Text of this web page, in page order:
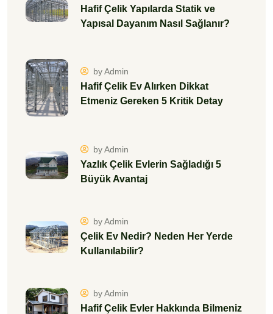
Hafif Çelik Yapılarda Statik ve
Yapısal Dayanım Nasıl Sağlanır?
by Admin
Hafif Çelik Ev Alırken Dikkat
Etmeniz Gereken 5 Kritik Detay
by Admin
Yazlık Çelik Evlerin Sağladığı 5
Büyük Avantaj
by Admin
Çelik Ev Nedir? Neden Her Yerde
Kullanılabilir?
by Admin
Hafif Çelik Evler Hakkında Bilmeniz